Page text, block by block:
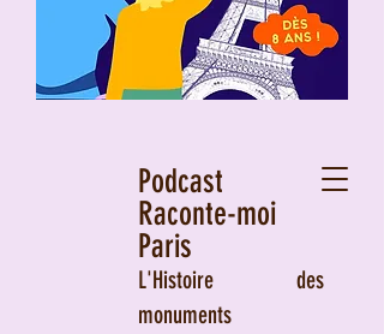
Podcast
Raconte-moi
Paris
L'Histoire des
monuments